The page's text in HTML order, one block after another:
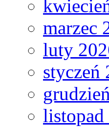
marzec
luty
styczeń
listopad